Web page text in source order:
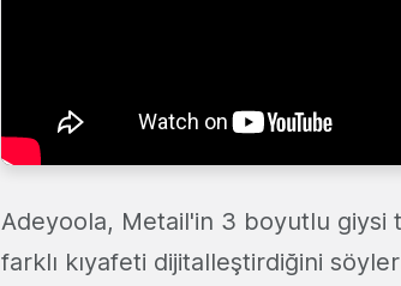
Adeyoola, Metail'in 3 boyutlu giysi
farklı kıyafeti dijitalleştirdiğini